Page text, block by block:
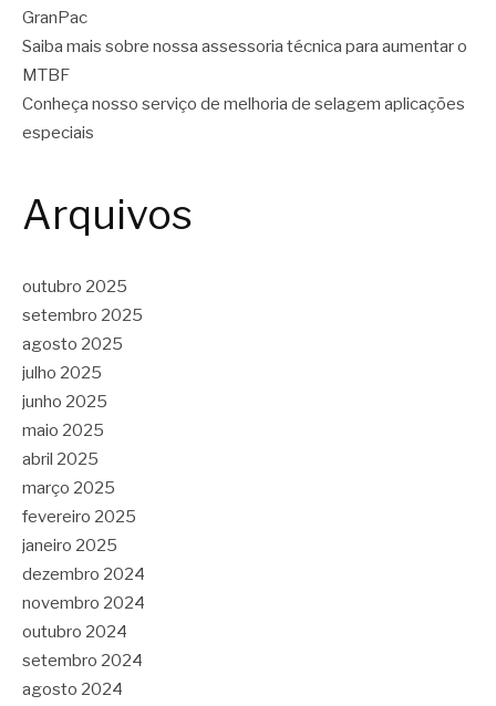
GranPac
Saiba mais sobre nossa assessoria técnica para aumentar o
MTBF
Conheça nosso serviço de melhoria de selagem aplicações
especiais
Arquivos
outubro 2025
setembro 2025
agosto 2025
julho 2025
junho 2025
maio 2025
abril 2025
março 2025
fevereiro 2025
janeiro 2025
dezembro 2024
novembro 2024
outubro 2024
setembro 2024
agosto 2024